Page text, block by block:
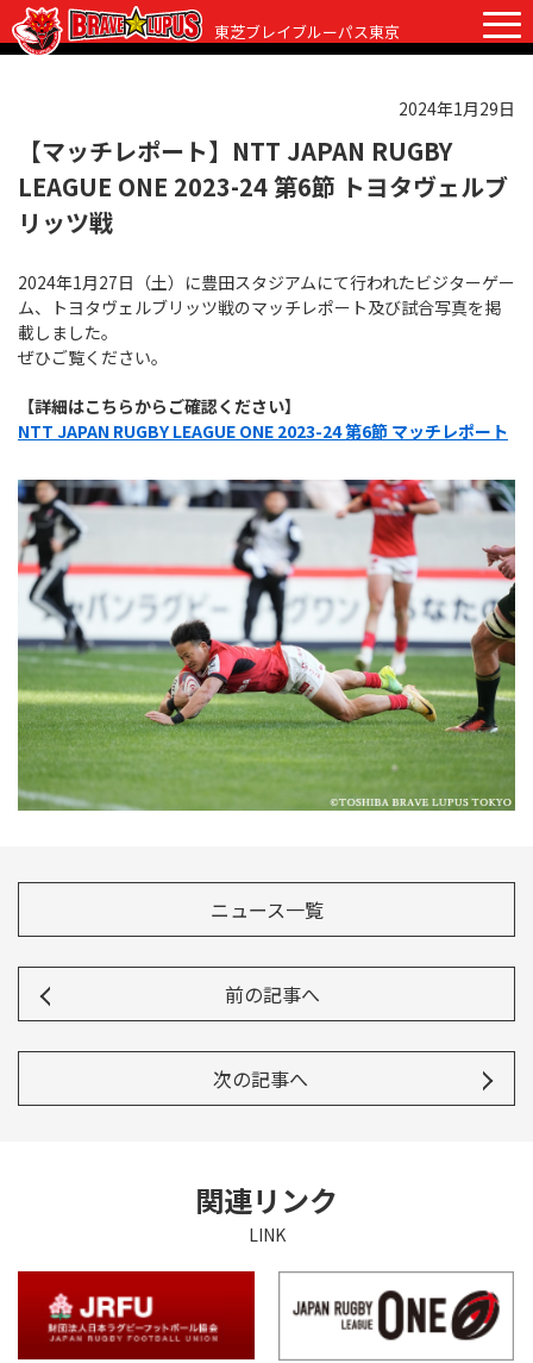
東芝ブレイブルーパス東京
チケット グッズ ファンクラブ 観戦ガイド
観戦ガイド
ラグビーって何？
会場紹介
クラブからのお願い
ニュース
選手・スタッフ
選手
スタッフ
クラブ情報
クラブ情報
株式会社 チームの歴史
地域貢献活動
アカデミー
InstagramX Facebook
パートナーシップのご案内
2024年1月29日
【マッチレポート】NTT JAPAN RUGBY
LEAGUE ONE 2023-24 第6節 トヨタヴェルブ
リッツ戦
2024年1月27日（土）に豊田スタジアムにて行われたビジターゲー
ム、トヨタヴェルブリッツ戦のマッチレポート及び試合写真を掲
載しました。
ぜひご覧ください。
【詳細はこちらからご確認ください】
NTT JAPAN RUGBY LEAGUE ONE 2023-24 第6節 マッチレポート
ニュース一覧
前の記事へ
次の記事へ
関連リンク
LINK